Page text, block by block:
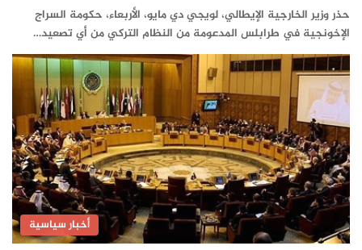
حذر وزير الخارجية الإيطالي، لويجي دي مايو، الأربعاء، حكومة السراج
الإخونجية في طرابلس المدعومة من النظام التركي من أي تصعيد…
أخبار سياسية